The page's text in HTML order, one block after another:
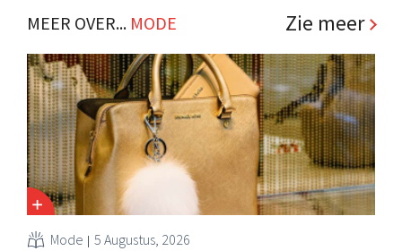
MEER OVER... MODE Zie meer
Mode 5 Augustus, 2026